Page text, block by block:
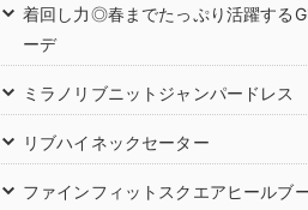
着回し力◎春までたっぷり活躍する
ーデ
ミラノリブニットジャンパードレス
リブハイネックセーター
ファインフィットスクエアヒールブ